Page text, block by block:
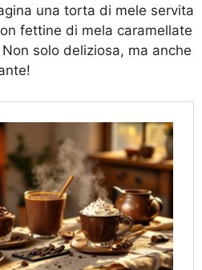
una torta di mele servita
fettine di mela caramellate
solo deliziosa, ma anche